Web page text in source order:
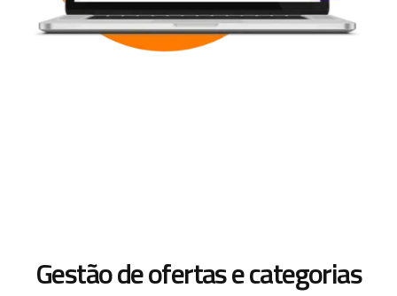
Gestão de ofertas e categorias